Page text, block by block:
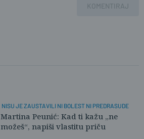
KOMENTIRAJ
NISU JE ZAUSTAVILI NI BOLEST NI PREDRASUDE
Martina Peunić: Kad ti kažu „ne
možeš“, napiši vlastitu priču